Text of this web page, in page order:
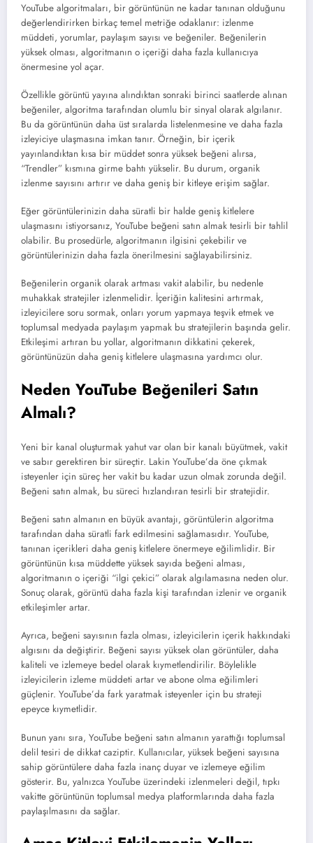
YouTube algoritmaları, bir görüntünün ne kadar tanınan olduğunu
değerlendirirken birkaç temel metriğe odaklanır: izlenme
müddeti, yorumlar, paylaşım sayısı ve beğeniler. Beğenilerin
yüksek olması, algoritmanın o içeriği daha fazla kullanıcıya
önermesine yol açar.
Özellikle görüntü yayına alındıktan sonraki birinci saatlerde alınan
beğeniler, algoritma tarafından olumlu bir sinyal olarak algılanır.
Bu da görüntünün daha üst sıralarda listelenmesine ve daha fazla
izleyiciye ulaşmasına imkan tanır. Örneğin, bir içerik
yayınlandıktan kısa bir müddet sonra yüksek beğeni alırsa,
“Trendler” kısmına girme bahtı yükselir. Bu durum, organik
izlenme sayısını artırır ve daha geniş bir kitleye erişim sağlar.
Eğer görüntülerinizin daha süratli bir halde geniş kitlelere
ulaşmasını istiyorsanız, YouTube beğeni satın almak tesirli bir tahlil
olabilir. Bu prosedürle, algoritmanın ilgisini çekebilir ve
görüntülerinizin daha fazla önerilmesini sağlayabilirsiniz.
Beğenilerin organik olarak artması vakit alabilir, bu nedenle
muhakkak stratejiler izlenmelidir. İçeriğin kalitesini artırmak,
izleyicilere soru sormak, onları yorum yapmaya teşvik etmek ve
toplumsal medyada paylaşım yapmak bu stratejilerin başında gelir.
Etkileşimi artıran bu yollar, algoritmanın dikkatini çekerek,
görüntünüzün daha geniş kitlelere ulaşmasına yardımcı olur.
Neden YouTube Beğenileri Satın
Almalı?
Yeni bir kanal oluşturmak yahut var olan bir kanalı büyütmek, vakit
ve sabır gerektiren bir süreçtir. Lakin YouTube’da öne çıkmak
isteyenler için süreç her vakit bu kadar uzun olmak zorunda değil.
Beğeni satın almak, bu süreci hızlandıran tesirli bir stratejidir.
Beğeni satın almanın en büyük avantajı, görüntülerin algoritma
tarafından daha süratli fark edilmesini sağlamasıdır. YouTube,
tanınan içerikleri daha geniş kitlelere önermeye eğilimlidir. Bir
görüntünün kısa müddette yüksek sayıda beğeni alması,
algoritmanın o içeriği “ilgi çekici” olarak algılamasına neden olur.
Sonuç olarak, görüntü daha fazla kişi tarafından izlenir ve organik
etkileşimler artar.
Ayrıca, beğeni sayısının fazla olması, izleyicilerin içerik hakkındaki
algısını da değiştirir. Beğeni sayısı yüksek olan görüntüler, daha
kaliteli ve izlemeye bedel olarak kıymetlendirilir. Böylelikle
izleyicilerin izleme müddeti artar ve abone olma eğilimleri
güçlenir. YouTube’da fark yaratmak isteyenler için bu strateji
epeyce kıymetlidir.
Bunun yanı sıra, YouTube beğeni satın almanın yarattığı toplumsal
delil tesiri de dikkat caziptir. Kullanıcılar, yüksek beğeni sayısına
sahip görüntülere daha fazla inanç duyar ve izlemeye eğilim
gösterir. Bu, yalnızca YouTube üzerindeki izlenmeleri değil, tıpkı
vakitte görüntünün toplumsal medya platformlarında daha fazla
paylaşılmasını da sağlar.